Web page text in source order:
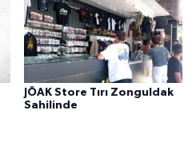
JÖAK Store Tırı Zonguldak
Sahilinde